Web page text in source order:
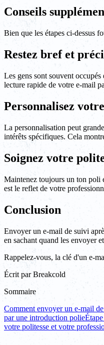
Conseils
Bien que les étapes ci-dessus
Restez bref et
Les gens sont souvent
lecture rapide de votre e-mail
Personnalisez
La personnalisation peut
intérêts spécifiques. Cela
Soignez votre
Maintenez toujours un ton poli
est le reflet de votre
Conclusion
Envoyer un e-mail de suivi
en sachant quand les envoyer
Rappelez-vous, la clé d'un e-
Écrit par Breakcold
Sommaire
Comment envoyer un e-mail
par une introduction polie
votre politesse et votre